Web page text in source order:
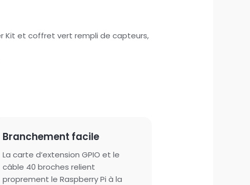
Branchement facile
La carte d’extension GPIO et le
câble 40 broches relient
proprement le Raspberry Pi à la